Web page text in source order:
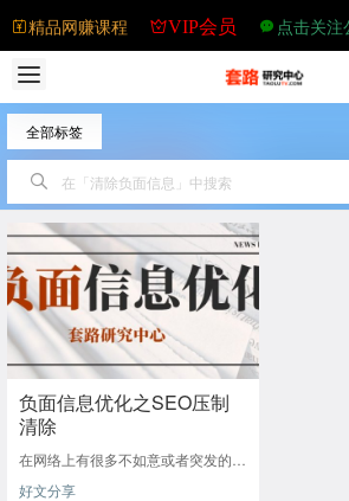
精品网赚课程 VIP会员 点击关注
全部标签
负面信息优化之SEO压制
清除
在网络上有很多不如意或者突发的负
需要拥有迅速的应对能力，而负面信
好文分享